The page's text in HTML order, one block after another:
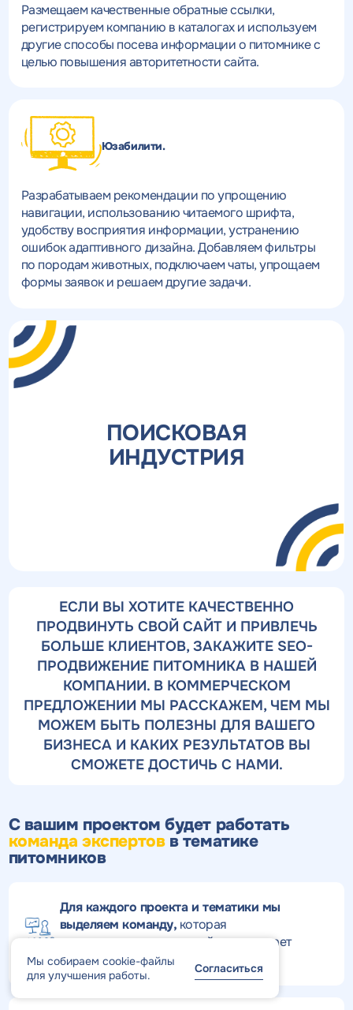
Размещаем качественные обратные ссылки,
регистрируем компанию в каталогах и используем
другие способы посева информации о питомнике с
целью повышения авторитетности сайта.
Юзабилити.
Разрабатываем рекомендации по упрощению
навигации, использованию читаемого шрифта,
удобству восприятия информации, устранению
ошибок адаптивного дизайна. Добавляем фильтры
по породам животных, подключаем чаты, упрощаем
формы заявок и решаем другие задачи.
ПОИСКОВАЯ
ИНДУСТРИЯ
ЕСЛИ ВЫ ХОТИТЕ КАЧЕСТВЕННО
ПРОДВИНУТЬ СВОЙ САЙТ И ПРИВЛЕЧЬ
БОЛЬШЕ КЛИЕНТОВ, ЗАКАЖИТЕ SEO-
ПРОДВИЖЕНИЕ ПИТОМНИКА В НАШЕЙ
КОМПАНИИ. В КОММЕРЧЕСКОМ
ПРЕДЛОЖЕНИИ МЫ РАССКАЖЕМ, ЧЕМ МЫ
МОЖЕМ БЫТЬ ПОЛЕЗНЫ ДЛЯ ВАШЕГО
БИЗНЕСА И КАКИХ РЕЗУЛЬТАТОВ ВЫ
СМОЖЕТЕ ДОСТИЧЬ С НАМИ.
С вашим проектом будет работать
команда экспертовв тематике
питомников
Для каждого проекта и тематики мы
выделяем команду, которая
специализируется на этой нише и знает
специфику работы.
Мы собираем cookie-файлы
для улучшения работы.
Согласиться